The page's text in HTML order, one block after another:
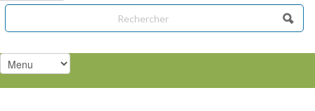
Formulaire de recherche
Chercher dans ce site